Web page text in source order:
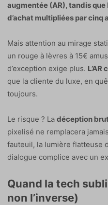
augmentée (AR), tandis
d’achat multipliées par cinq
Mais attention au mirage
un rouge à lèvres à 15€
d’exception exige plus.
que la cliente du luxe, en
toujours.
Le risque ? La déception
pixelisé ne remplacera
fauteuil, la lumière flatteuse
dialogue complice avec un
Quand la tech
non l’inverse)